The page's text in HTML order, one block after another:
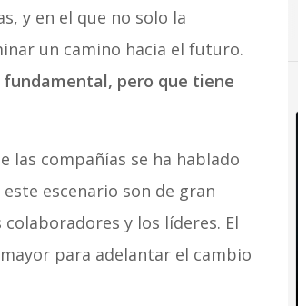
y en el que no solo la
un camino hacia el futuro.
pero que tiene
las compañías se ha hablado
escenario son de gran
y los líderes. El
para adelantar el cambio